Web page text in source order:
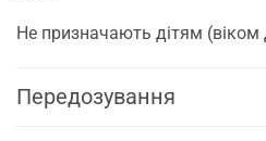
Не призначають дітям (віком
Передозування